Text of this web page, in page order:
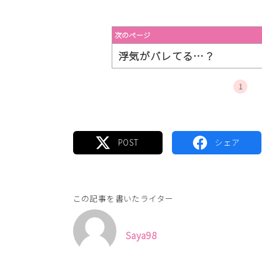
次のページ
浮気がバレてる…？
1
この記事を書いたライター
Saya98